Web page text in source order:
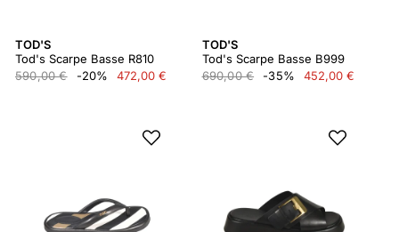
TOD'S
Tod's Scarpe Basse R810
590,00 €
-20% 472,00 €
TOD'S
Tod's Scarpe Basse B999
690,00 €
-35% 452,00 €